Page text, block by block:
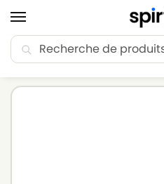
🚚 Livraison Point Relais